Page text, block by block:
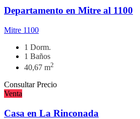
Departamento en Mitre al 1100
Mitre 1100
1 Dorm.
1 Baños
40,67 m2
Consultar Precio
Venta
Casa en La Rinconada